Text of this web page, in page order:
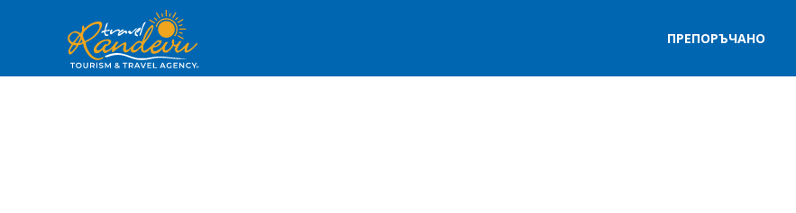
ПРЕПОРЪЧАНО